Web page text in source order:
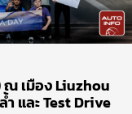
ณ เมือง Liuzhou
และ Test Drive